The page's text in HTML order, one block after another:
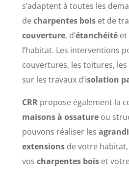
s’adaptent à toutes les
decharpentes boiset de
couverture, d’étanchéité et
l’habitat. Les interventions
couvertures, les toitures,
sur les travaux d’isolation
CRRpropose également la
maisons à ossatureou
pouvons réaliser les
extensionsde votre
vos charpentes boiset